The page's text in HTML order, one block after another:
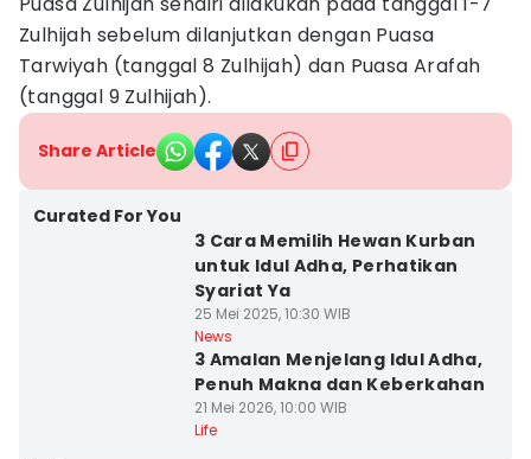
Zulhijah sebelum dilanjutkan dengan Puasa
Tarwiyah (tanggal 8 Zulhijah) dan Puasa Arafah
(tanggal 9 Zulhijah).
Share Article
Curated For You
3 Cara Memilih Hewan Kurban
untuk Idul Adha, Perhatikan
Syariat Ya
25 Mei 2025, 10:30 WIB
News
3 Amalan Menjelang Idul Adha,
Penuh Makna dan Keberkahan
21 Mei 2026, 10:00 WIB
Life